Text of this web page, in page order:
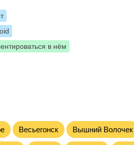
в нём
Весьегонск Вышний Волочек